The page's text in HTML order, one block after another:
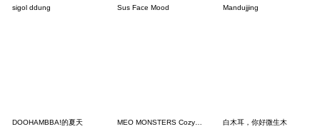
sigol ddung Sus Face Mood Mandujjing
DOOHAMBBA!的夏天 MEO MONSTERS Cozy Moment 白木耳，你好微生木